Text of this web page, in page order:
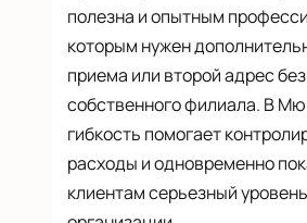
полезна и опытным
которым нужен
приема или второй адрес
собственного филиала. В
гибкость помогает
расходы и одновременно
клиентам серьезный уровень